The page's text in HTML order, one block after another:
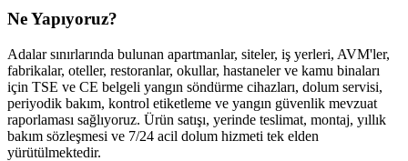
Ne Yapıyoruz?
Adalar sınırlarında bulunan apartmanlar, siteler, iş yerleri, AVM'ler,
fabrikalar, oteller, restoranlar, okullar, hastaneler ve kamu binaları
için TSE ve CE belgeli yangın söndürme cihazları, dolum servisi,
periyodik bakım, kontrol etiketleme ve yangın güvenlik mevzuat
raporlaması sağlıyoruz. Ürün satışı, yerinde teslimat, montaj, yıllık
bakım sözleşmesi ve 7/24 acil dolum hizmeti tek elden
yürütülmektedir.